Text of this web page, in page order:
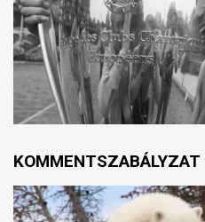
KOMMENTSZABÁLYZAT